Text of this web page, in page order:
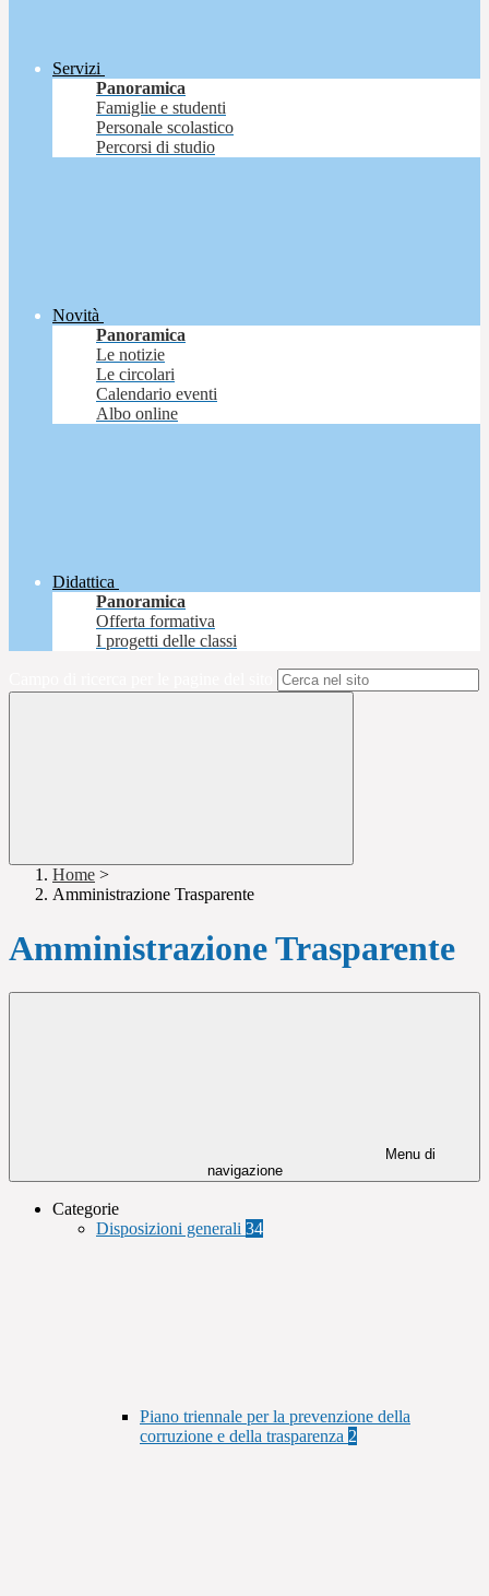
Servizi
Panoramica
Famiglie e studenti
Personale scolastico
Percorsi di studio
Novità
Panoramica
Le notizie
Le circolari
Calendario eventi
Albo online
Didattica
Panoramica
Offerta formativa
I progetti delle classi
Home >
Amministrazione Trasparente
Amministrazione Trasparente
Menu di
navigazione
Categorie
Disposizioni generali 34
Piano triennale per la prevenzione della
corruzione e della trasparenza 2